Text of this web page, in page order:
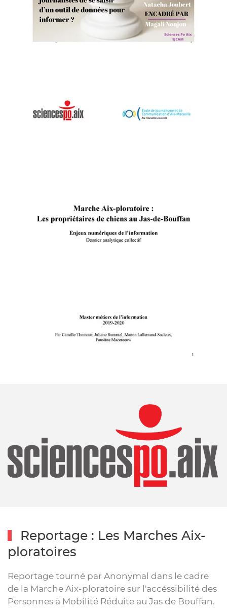
Reportage : Les Marches Aix-
ploratoires
Reportage tourné par Anonymal dans le cadre
de la Marche Aix-ploratoire sur l'accéssibilité des
Personnes à Mobilité Réduite au Jas de Bouffan.